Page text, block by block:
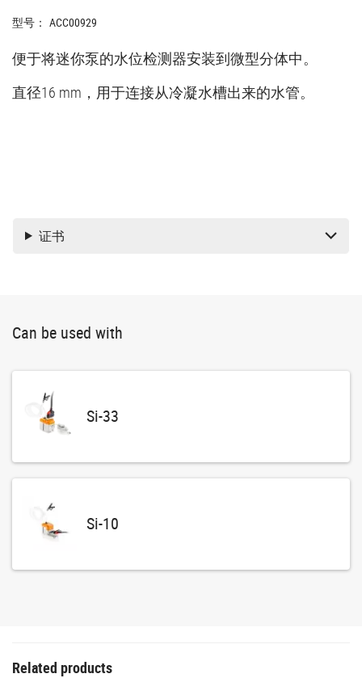
型号： ACC00929
便于将迷你泵的水位检测器安装到微型分体中。
直径16 mm，用于连接从冷凝水槽出来的水管。
证书
Can be used with
Si-33
Si-10
Related products